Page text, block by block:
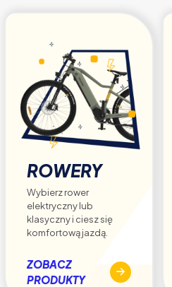
ROWERY
Wybierz rower
elektryczny lub
klasyczny i ciesz się
komfortową jazdą.
ZOBACZ
PRODUKTY